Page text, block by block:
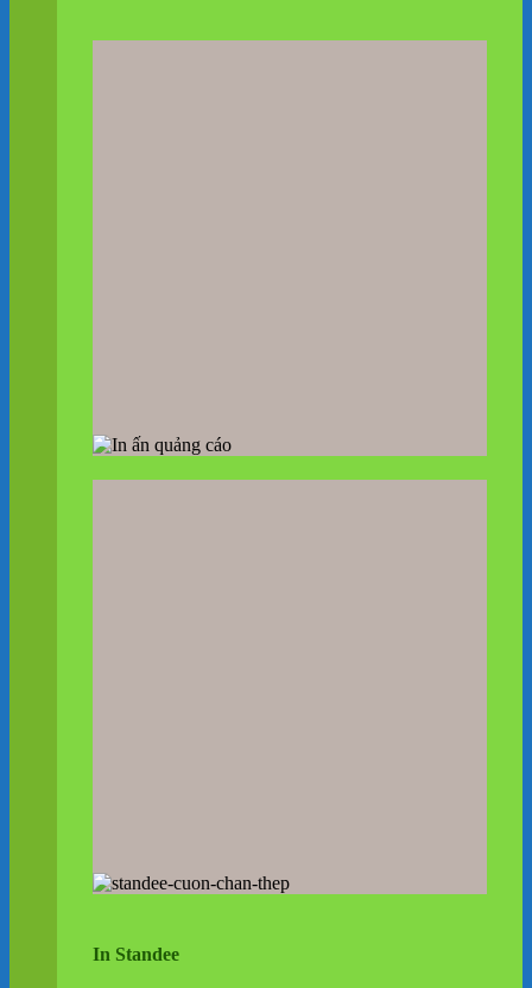
In Standee